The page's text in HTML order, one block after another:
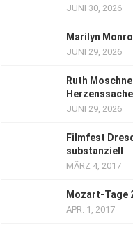
JUNI 30, 2026
Marilyn
JUNI 29, 2026
Ruth
JUNI 29, 2026
Filmfest
substanziell
MÄRZ 4, 2017
Mozart-Tage
APR. 1, 2017